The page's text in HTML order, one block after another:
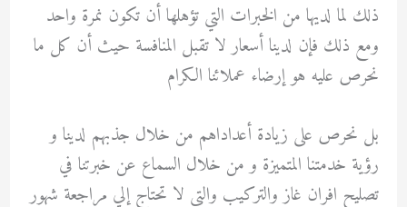
ذلك لما لديها من الخبرات التي تؤهلها أن تكون نمرة واحد
ومع ذلك فإن لدينا أسعار لا تقبل المنافسة حيث أن كل ما
نحرص عليه هو إرضاء عملائنا الكرام
بل نحرص على زيادة أعداداهم من خلال جذبهم لدينا و
رؤية خدمتنا المتميزة و من خلال السماع عن خبرتنا في
تصليح افران غازوالتركيب والتي لا تحتاج إلي مراجعة شهور